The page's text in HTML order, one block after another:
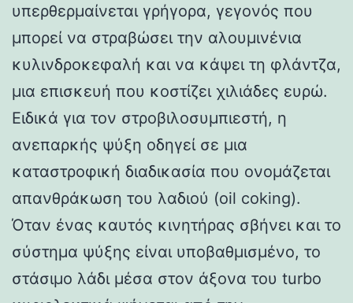
υπερθερμαίνεται γρήγορα, γεγονός που
μπορεί να στραβώσει την αλουμινένια
κυλινδροκεφαλή και να κάψει τη φλάντζα,
μια επισκευή που κοστίζει χιλιάδες ευρώ.
Ειδικά για τον στροβιλοσυμπιεστή, η
ανεπαρκής ψύξη οδηγεί σε μια
καταστροφική διαδικασία που ονομάζεται
απανθράκωση του λαδιού (oil coking).
Όταν ένας καυτός κινητήρας σβήνει και το
σύστημα ψύξης είναι υποβαθμισμένο, το
στάσιμο λάδι μέσα στον άξονα του turbo